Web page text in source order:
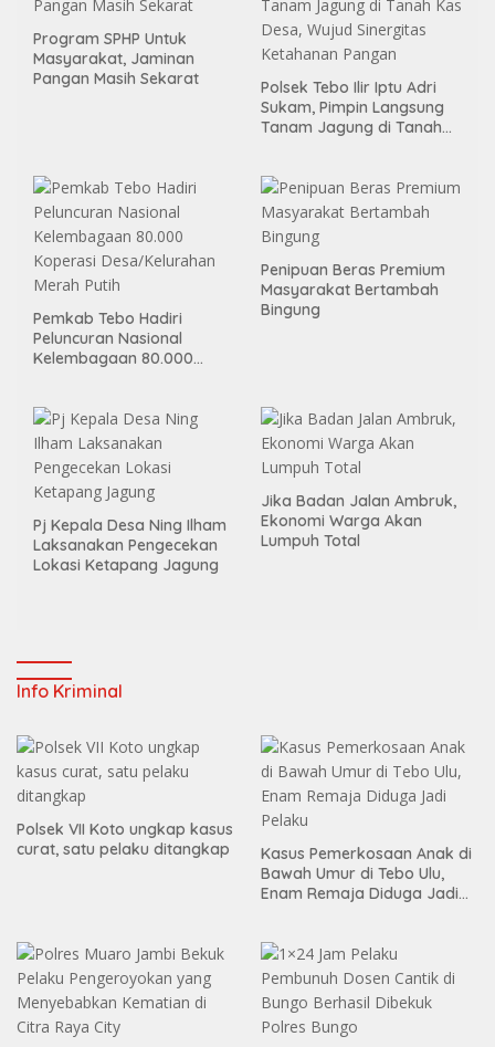
Program SPHP Untuk
Masyarakat, Jaminan
Pangan Masih Sekarat
Polsek Tebo Ilir Iptu Adri
Sukam, Pimpin Langsung
Tanam Jagung di Tanah
Pemkab Tebo Hadiri
Peluncuran Nasional
Kelembagaan 80.000
Penipuan Beras Premium
Masyarakat Bertambah
Bingung
Pj Kepala Desa Ning Ilham
Laksanakan Pengecekan
Lokasi Ketapang Jagung
Jika Badan Jalan Ambruk,
Ekonomi Warga Akan
Lumpuh Total
Info Kriminal
Polsek VII Koto ungkap kasus
curat, satu pelaku ditangkap
Kasus Pemerkosaan Anak di
Bawah Umur di Tebo Ulu,
Enam Remaja Diduga Jadi